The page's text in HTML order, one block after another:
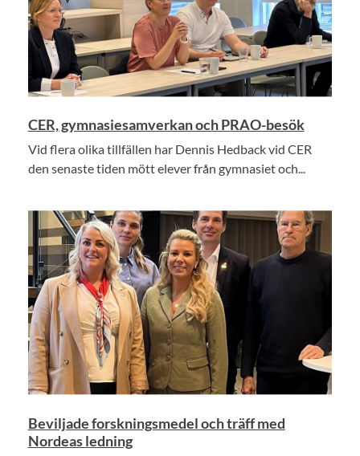
CER, gymnasiesamverkan och PRAO-besök
Vid flera olika tillfällen har Dennis Hedback vid CER
den senaste tiden mött elever från gymnasiet och...
Beviljade forskningsmedel och träff med
Nordeas ledning